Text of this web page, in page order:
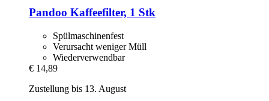
Pandoo Kaffeefilter, 1 Stk
Spülmaschinenfest
Verursacht weniger Müll
Wiederverwendbar
€ 14,89
Zustellung bis 13. August